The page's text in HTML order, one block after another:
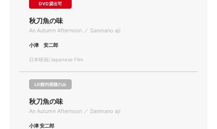
DVD貸出可
秋刀魚の味
An Autumn Afternoon ／ Sanmano aji
小津 安二郎
日本映画/Japanese Film
LD館内視聴のみ
秋刀魚の味
An Autumn Afternoon ／ Sanmano aji
小津 安二郎